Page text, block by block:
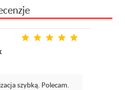
szybką. Polecam.